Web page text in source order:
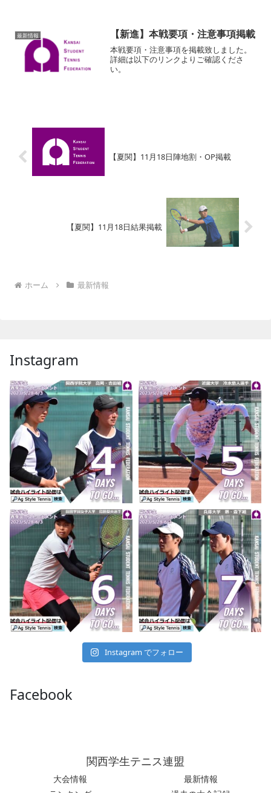
クからご確認ください...
最新情報 【新進】本戦要項・注意事項掲載
本戦要項・注意事項を掲載致しました。
詳細は以下のリンクよりご確認くださ
い。
【夏関】11月18日陣地割・OP掲載
【夏関】11月18日結果掲載
ホーム 最新情報
Instagram
Instagram でフォロー
Facebook
関西学生テニス連盟
大会情報
最新情報